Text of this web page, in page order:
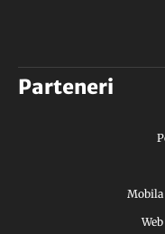
Parteneri
Mobila